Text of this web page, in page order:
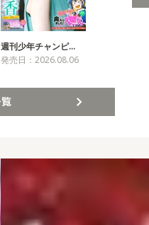
週刊少年チャンピ…
発売日：2026.08.06